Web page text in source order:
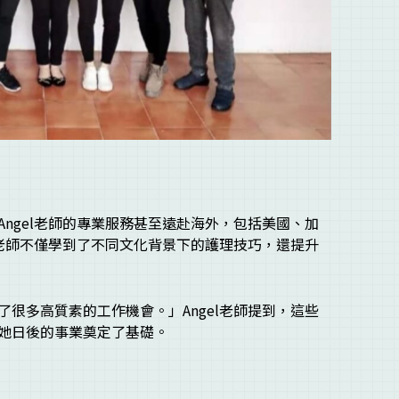
老師的專業服務甚至遠赴海外，包括美國、加
不僅學到了不同文化背景下的護理技巧，還提升
很多高質素的工作機會。」Angel老師提到，這些
日後的事業奠定了基礎。